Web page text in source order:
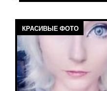
КРАСИВЫЕ ФОТО